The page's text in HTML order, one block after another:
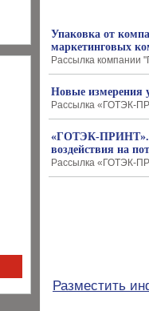
Упаковка от
маркетинговых
Рассылка компании
Новые измерения
Рассылка «ГОТЭК-
«ГОТЭК-ПРИНТ».
воздействия на
Рассылка «ГОТЭК-
Разместить